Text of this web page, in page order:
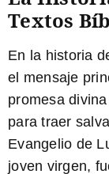
Textos
En la historia
el mensaje
promesa
para traer
Evangelio de
joven virgen,